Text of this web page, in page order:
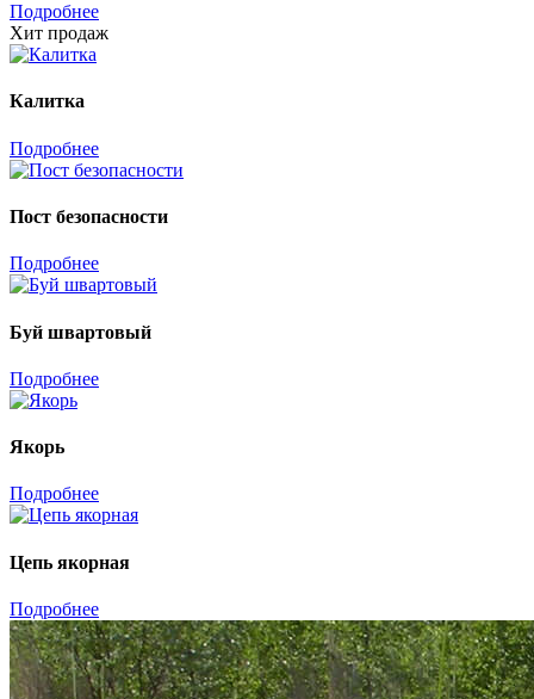
Подробнее
Хит продаж
Калитка
Подробнее
Пост безопасности
Подробнее
Буй швартовый
Подробнее
Якорь
Подробнее
Цепь якорная
Подробнее